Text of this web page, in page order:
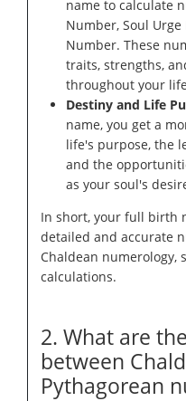
name to calculate
Number, Soul
Number. These
traits, strengths,
throughout your
Destiny and Life
name, you get a
life's purpose, the
and the
as your soul's
In short, your full birth
detailed and accurate
Chaldean numerology,
calculations.
2. What are
between
Pythagorean